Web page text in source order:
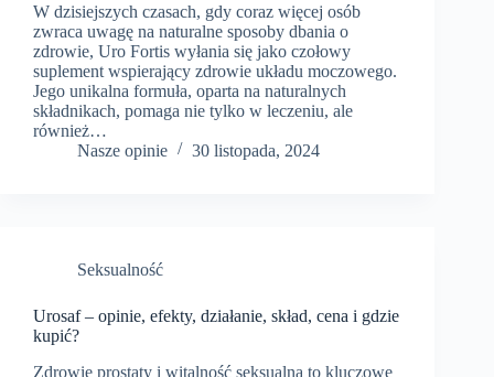
W dzisiejszych czasach, gdy coraz więcej osób
zwraca uwagę na naturalne sposoby dbania o
zdrowie, Uro Fortis wyłania się jako czołowy
suplement wspierający zdrowie układu moczowego.
Jego unikalna formuła, oparta na naturalnych
składnikach, pomaga nie tylko w leczeniu, ale
również…
Nasze opinie
30 listopada, 2024
Seksualność
Urosaf – opinie, efekty, działanie, skład, cena i gdzie
kupić?
Zdrowie prostaty i witalność seksualna to kluczowe